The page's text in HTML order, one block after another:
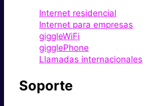
Internet residencial
Internet para empresas
giggleWiFi
gigglePhone
Llamadas internacionales
Soporte